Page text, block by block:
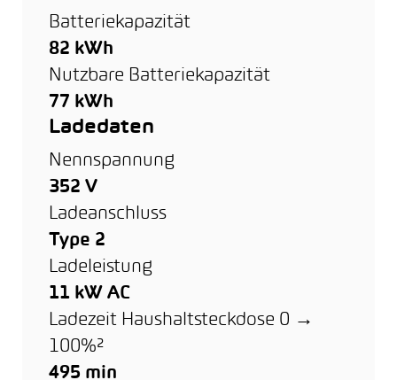
Batteriekapazität
82 kWh
Nutzbare Batteriekapazität
77 kWh
Ladedaten
Nennspannung
352 V
Ladeanschluss
Type 2
Ladeleistung
11 kW AC
Ladezeit Haushaltsteckdose 0 →
100%²
495 min